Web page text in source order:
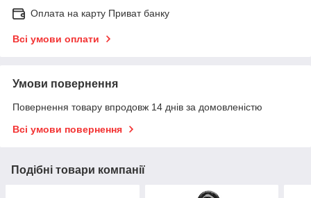
Оплата на карту Приват банку
Всі умови оплати
Умови повернення
Повернення товару впродовж 14 днів за домовленістю
Всі умови повернення
Подібні товари компанії